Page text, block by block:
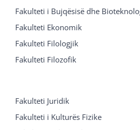
Fakulteti i Bujqësisë dhe
Fakulteti Ekonomik
Fakulteti Filologjik
Fakulteti Filozofik
Fakulteti Juridik
Fakulteti i Kulturës Fizike